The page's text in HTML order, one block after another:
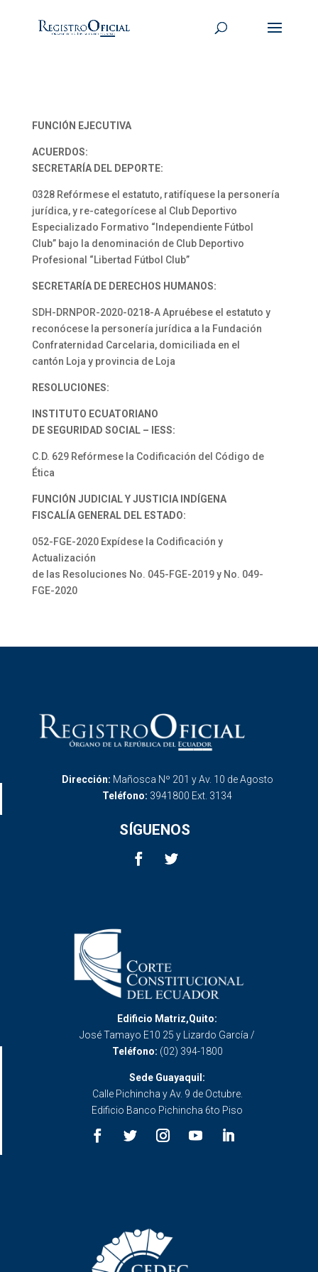
FUNCIÓN EJECUTIVA
ACUERDOS:
SECRETARÍA DEL DEPORTE:
0328 Refórmese el estatuto, ratifíquese la personería
jurídica, y re-categorícese al Club Deportivo
Especializado Formativo “Independiente Fútbol
Club” bajo la denominación de Club Deportivo
Profesional “Libertad Fútbol Club”
SECRETARÍA DE DERECHOS HUMANOS:
SDH-DRNPOR-2020-0218-A Apruébese el estatuto y
reconócese la personería jurídica a la Fundación
Confraternidad Carcelaria, domiciliada en el
cantón Loja y provincia de Loja
RESOLUCIONES:
INSTITUTO ECUATORIANO
DE SEGURIDAD SOCIAL – IESS:
C.D. 629 Refórmese la Codificación del Código de
Ética
FUNCIÓN JUDICIAL Y JUSTICIA INDÍGENA
FISCALÍA GENERAL DEL ESTADO:
052-FGE-2020 Expídese la Codificación y
Actualización
de las Resoluciones No. 045-FGE-2019 y No. 049-
FGE-2020
Dirección: Mañosca Nº 201 y Av. 10 de Agosto
Teléfono: 3941800 Ext. 3134
SÍGUENOS
Edificio Matriz,Quito:
José Tamayo E10 25 y Lizardo García /
Teléfono: (02) 394-1800
Sede Guayaquil:
Calle Pichincha y Av. 9 de Octubre.
Edificio Banco Pichincha 6to Piso